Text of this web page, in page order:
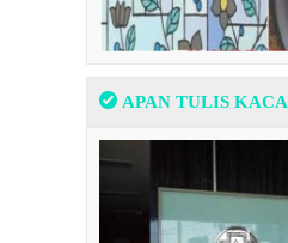
APAN TULIS KACA